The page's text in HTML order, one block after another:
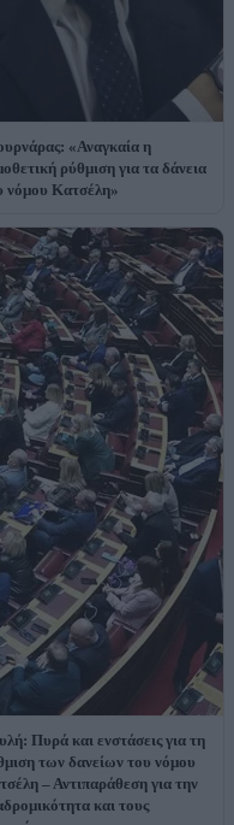
«Αναγκαία η
ρύθμιση για τα δάνεια
νόμου Κατσέλη»
Πυρά και ενστάσεις για τη
των δανείων του νόμου
– Αντιπαράθεση για την
και τους